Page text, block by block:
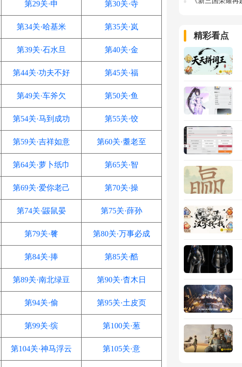
第29关·申 第30关·寺
第34关·哈基米 第35关·岚
第39关·石水旦 第40关·金
第44关·功夫不好 第45关·福
第49关·车斧欠 第50关·鱼
第54关·马到成功 第55关·饺
第59关·吉祥如意 第60关·耋老至
第64关·萝卜纸巾 第65关·智
第69关·爱你老己 第70关·操
第74关·鼹鼠晏 第75关·薛孙
第79关·餮 第80关·万事必成
第84关·捧 第85关·酷
第89关·南北绿豆 第90关·杳木日
第94关·偷 第95关·土皮页
第99关·缤 第100关·葱
第104关·神马浮云 第105关·意
精彩看点